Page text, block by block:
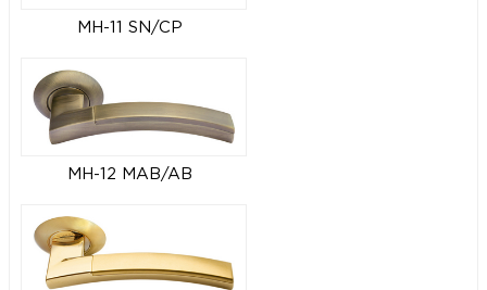
MH-11 SN/CP
MH-12 MAB/AB